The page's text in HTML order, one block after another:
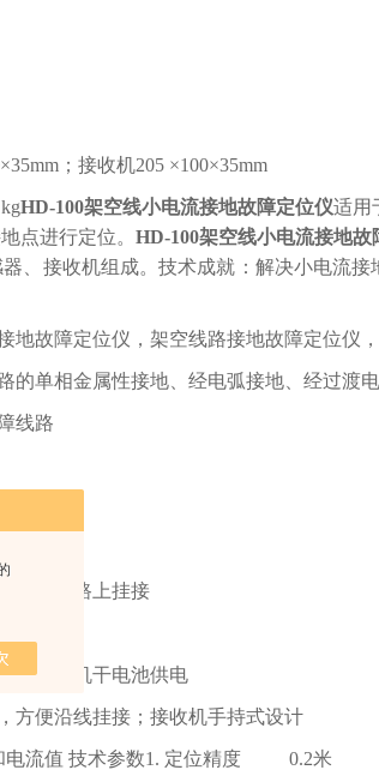
；接收机205 ×100×35mm
HD-100架空线小电流接地故障定位仪适用
点进行定位。 HD-100架空线小电流接地故
、接收机组成。技术成就：解决小电流接
故障定位仪，架空线路接地故障定位仪，
的单相金属性接地、经电弧接地、经过渡
线路
位
便在线路上挂接
和接收机干电池供电
方便沿线挂接；接收机手持式设计
电流值 技术参数1. 定位精度 0.2米